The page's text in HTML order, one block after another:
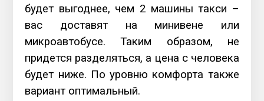
будет выгоднее, чем 2 машины такси –
вас доставят на минивене или
микроавтобусе. Таким образом, не
придется разделяться, а цена с человека
будет ниже. По уровню комфорта также
вариант оптимальный.